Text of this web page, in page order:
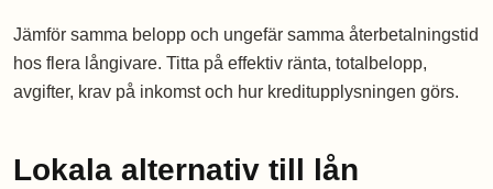
Jämför samma belopp och ungefär samma återbetalningstid
hos flera långivare. Titta på effektiv ränta, totalbelopp,
avgifter, krav på inkomst och hur kreditupplysningen görs.
Lokala alternativ till lån